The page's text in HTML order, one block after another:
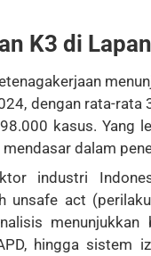
K3 di
dengan rata-rata
kasus. Yang
dalam
industri
unsafe act
hingga sistem